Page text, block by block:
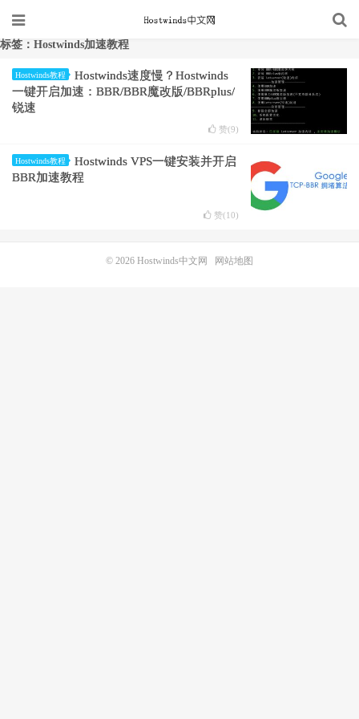
标签：Hostwinds加速教程
Hostwinds教程
Hostwinds速度慢？Hostwinds
一键开启加速：BBR/BBR魔改版/BBRplus/
锐速
赞(9)
Hostwinds教程
Hostwinds VPS一键安装并开启
BBR加速教程
赞(10)
© 2026 Hostwinds中文网 网站地图